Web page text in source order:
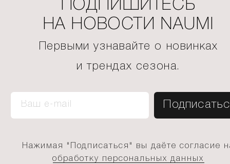
ПОДПИШИТЕСЬ
НА НОВОСТИ NAUMI
Первыми узнавайте о новинках
и трендах сезона.
Нажимая "Подписаться" вы даёте согласие
обработку персональных данных